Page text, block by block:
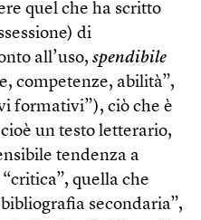
quel che ha scritto
di
all’uso, spendibile
competenze, abilità”,
formativi”), ciò che è
cioè un testo letterario,
tendenza a
quella che
secondaria”,